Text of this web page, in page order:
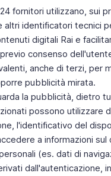
fornitori utilizzano, sui
altri identificatori tecnici
digitali Rai e
consenso
anche di terzi, per
pubblicità mirata.
la pubblicità, dietro
possono utilizzare
l'identificativo del
a informazioni
(es. dati di
dall'autenticazione,
Twitter